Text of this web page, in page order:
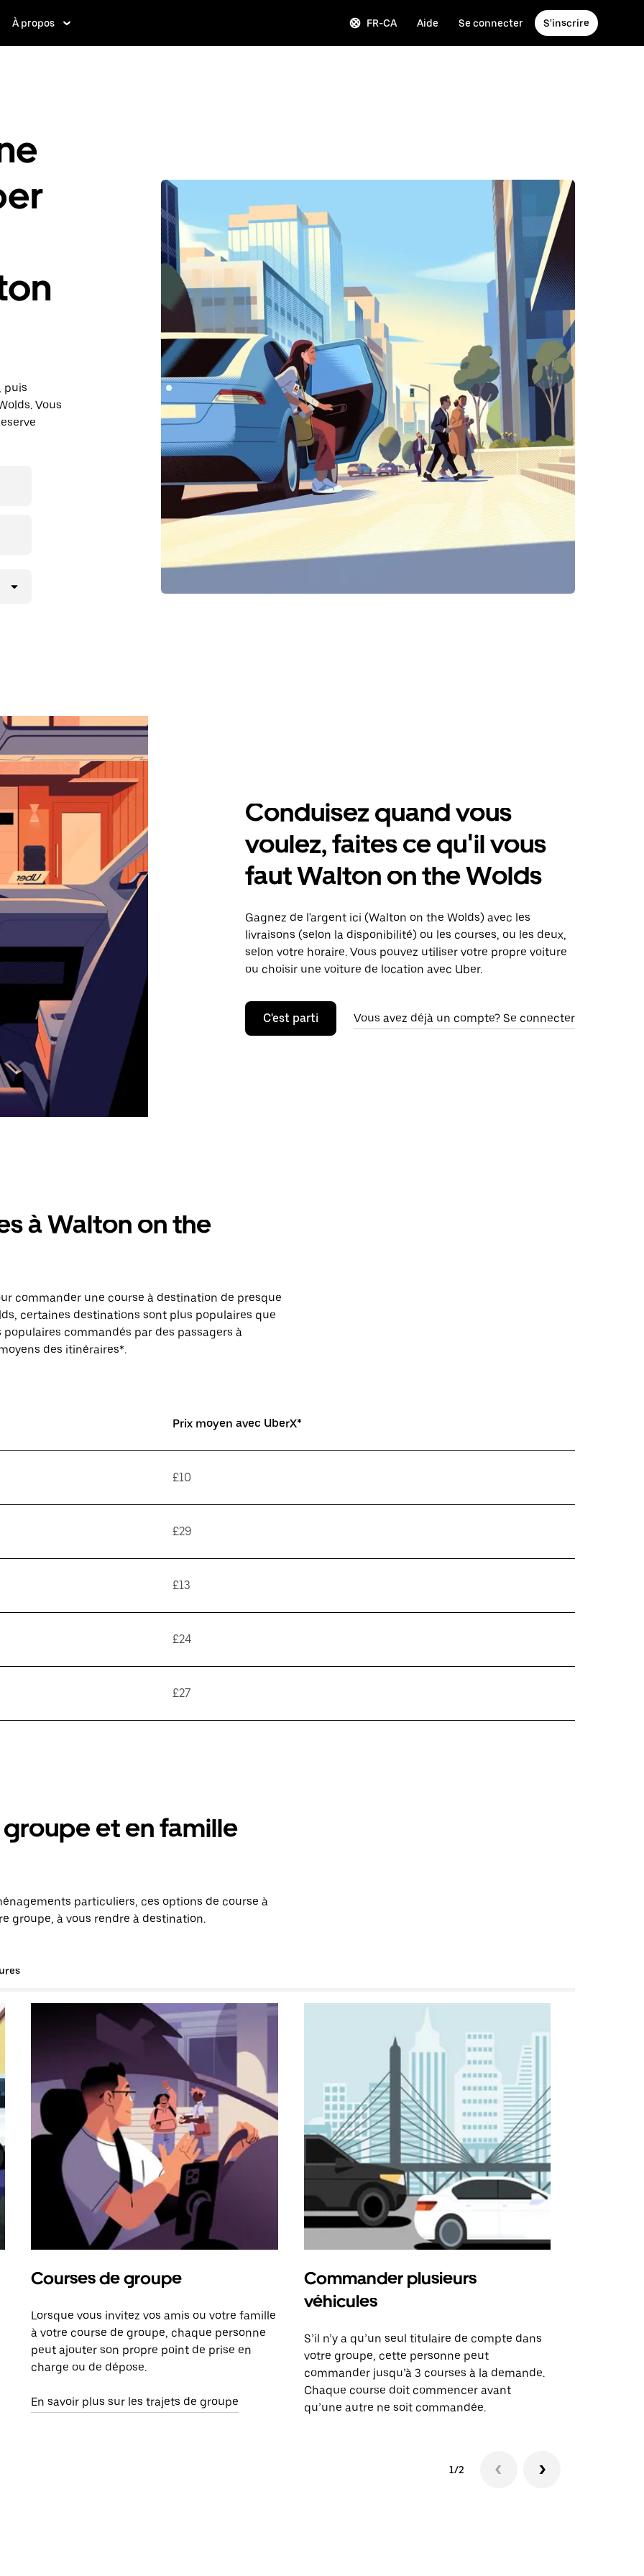
À propos FR-CA Aide Se connecter S'inscrire
puis
Vous
Conduisez quand vous
voulez, faites ce qu'il vous
faut Walton on the Wolds
Gagnez de l'argent ici (Walton on the Wolds) avec les
livraisons (selon la disponibilité) ou les courses, ou les deux,
selon votre horaire. Vous pouvez utiliser votre propre voiture
ou choisir une voiture de location avec Uber.
C'est parti Vous avez déjà un compte? Se connecter
à Walton on the
commander une course à destination de presque
certaines destinations sont plus populaires que
commandés par des passagers à
des itinéraires*.
Prix moyen avec UberX*
£10
£29
£13
£24
£27
et en famille
particuliers, ces options de course à
groupe, à vous rendre à destination.
Courses de groupe
Lorsque vous invitez vos amis ou votre famille
à votre course de groupe, chaque personne
peut ajouter son propre point de prise en
charge ou de dépose.
En savoir plus sur les trajets de groupe
Commander plusieurs
véhicules
S’il n’y a qu’un seul titulaire de compte dans
votre groupe, cette personne peut
commander jusqu’à 3 courses à la demande.
Chaque course doit commencer avant
qu’une autre ne soit commandée.
1/2